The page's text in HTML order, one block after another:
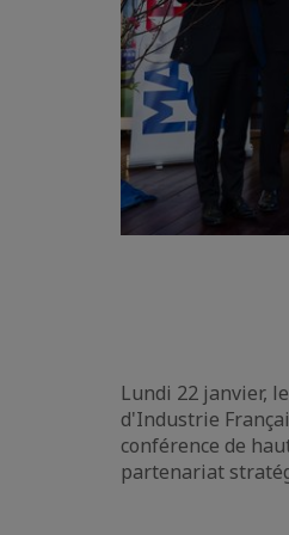
Lundi 22 janvier,
d'Industrie
conférence de
partenariat